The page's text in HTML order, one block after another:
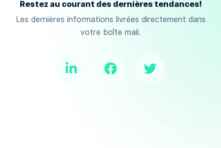
Restez au courant des dernières tendances!
Les dernières informations livrées directement dans
votre boîte mail.